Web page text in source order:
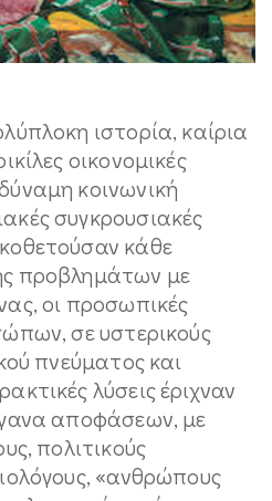
ιστορία, καίρια
οικονομικές
κοινωνική
συγκρουσιακές
κάθε
προβλημάτων με
οι προσωπικές
σε υστερικούς
πνεύματος και
λύσεις έριχναν
αποφάσεων, με
πολιτικούς
«ανθρώπους